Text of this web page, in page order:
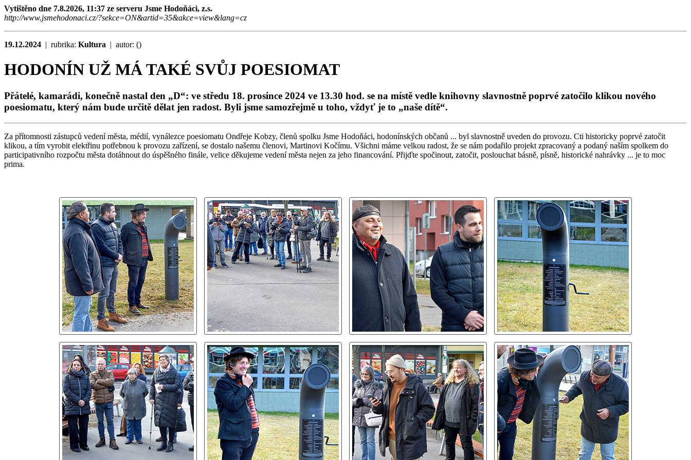
Vytištěno dne 7.8.2026, 11:37 ze serveru Jsme Hodoňáci, z.s.
http://www.jsmehodonaci.cz/?sekce=ON&artid=35&akce=view&lang=cz
19.12.2024 | rubrika: Kultura | autor: ()
HODONÍN UŽ MÁ TAKÉ SVŮJ POESIOMAT
Přátelé, kamarádi, konečně nastal den „D“: ve středu 18. prosince 2024 ve 13.30 hod. se na místě vedle knihovny slavnostně poprvé zatočilo klikou nového
poesiomatu, který nám bude určitě dělat jen radost. Byli jsme samozřejmě u toho, vždyť je to „naše dítě“.
Za přítomnosti zástupců vedení města, médií, vynálezce poesiomatu Ondřeje Kobzy, členů spolku Jsme Hodoňáci, hodonínských občanů ... byl slavnostně uveden do provozu. Cti historicky poprvé zatočit
klikou, a tím vyrobit elektřinu potřebnou k provozu zařízení, se dostalo našemu členovi, Martinovi Kočímu. Všichni máme velkou radost, že se nám podařilo projekt zpracovaný a podaný naším spolkem do
participativního rozpočtu města dotáhnout do úspěšného finále, velice děkujeme vedení města nejen za jeho financování. Přijďte spočinout, zatočit, poslouchat básně, písně, historické nahrávky ... je to moc
prima.